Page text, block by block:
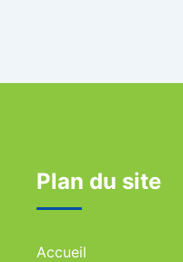
Plan du site
Accueil